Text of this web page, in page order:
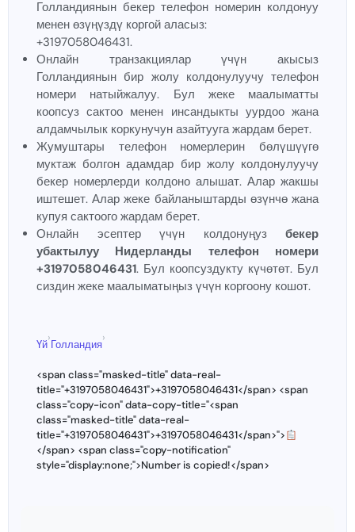
Голландиянын бекер телефон номерин колдонуу
менен өзүңүздү коргой аласыз:
+3197058046431.
Онлайн транзакциялар үчүн акысыз
Голландиянын бир жолу колдонулуучу телефон
номери натыйжалуу. Бул жеке маалыматты
коопсуз сактоо менен инсандыкты уурдоо жана
алдамчылык коркунучун азайтууга жардам берет.
Жумуштары телефон номерлерин бөлүшүүгө
муктаж болгон адамдар бир жолу колдонулуучу
бекер номерлерди колдоно алышат. Алар жакшы
иштешет. Алар жеке байланыштарды өзүнчө жана
купуя сактоого жардам берет.
Онлайн эсептер үчүн колдонуңуз бекер
убактылуу Нидерланды телефон номери
+3197058046431. Бул коопсуздукту күчөтөт. Бул
сиздин жеке маалыматыңыз үчүн коргоону кошот.
Үй
›
Голландия
›
<span class="masked-title" data-real-
title="+3197058046431">+3197058046431</span> <span
class="copy-icon" data-copy-title="<span
class="masked-title" data-real-
title="+3197058046431">+3197058046431</span>">
</span> <span class="copy-notification"
style="display:none;">Number is copied!</span>